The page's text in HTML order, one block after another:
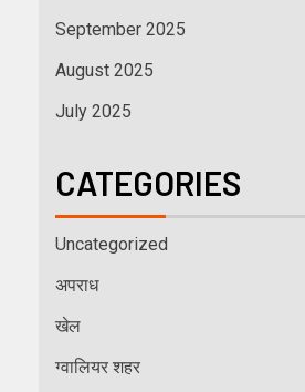
September 2025
August 2025
July 2025
CATEGORIES
Uncategorized
अपराध
खेल
ग्वालियर शहर